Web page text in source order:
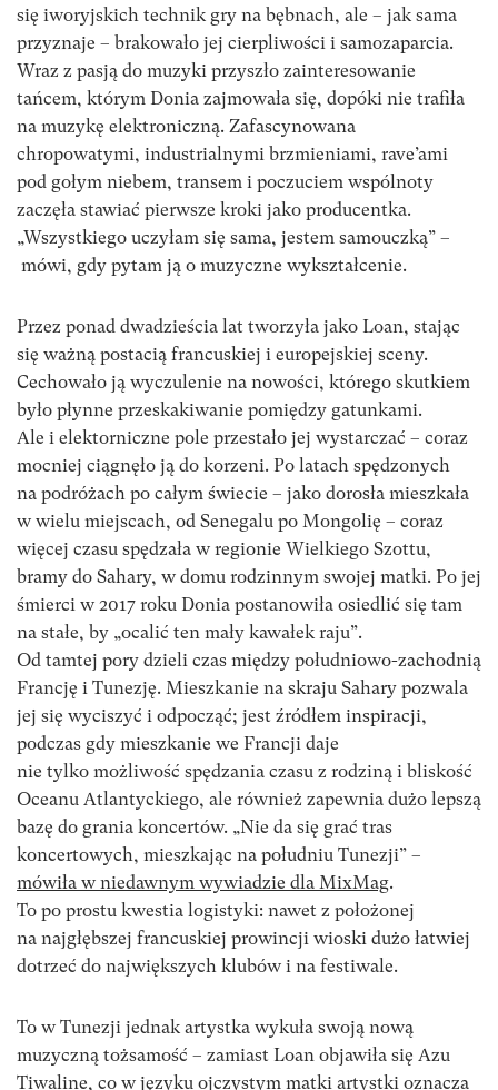
się iworyjskich technik gry na bębnach, ale – jak sama
przyznaje – brakowało jej cierpliwości i samozaparcia.
Wraz z pasją do muzyki przyszło zainteresowanie
tańcem, którym Donia zajmowała się, dopóki nie trafiła
na muzykę elektroniczną. Zafascynowana
chropowatymi, industrialnymi brzmieniami, rave’ami
pod gołym niebem, transem i poczuciem wspólnoty
zaczęła stawiać pierwsze kroki jako producentka.
„Wszystkiego uczyłam się sama, jestem samouczką” –
mówi, gdy pytam ją o muzyczne wykształcenie.
Przez ponad dwadzieścia lat tworzyła jako Loan, stając
się ważną postacią francuskiej i europejskiej sceny.
Cechowało ją wyczulenie na nowości, którego skutkiem
było płynne przeskakiwanie pomiędzy gatunkami.
Ale i elektorniczne pole przestało jej wystarczać – coraz
mocniej ciągnęło ją do korzeni. Po latach spędzonych
na podróżach po całym świecie – jako dorosła mieszkała
w wielu miejscach, od Senegalu po Mongolię – coraz
więcej czasu spędzała w regionie Wielkiego Szottu,
bramy do Sahary, w domu rodzinnym swojej matki. Po jej
śmierci w 2017 roku Donia postanowiła osiedlić się tam
na stałe, by „ocalić ten mały kawałek raju”.
Od tamtej pory dzieli czas między południowo-zachodnią
Francję i Tunezję. Mieszkanie na skraju Sahary pozwala
jej się wyciszyć i odpocząć; jest źródłem inspiracji,
podczas gdy mieszkanie we Francji daje
nie tylko możliwość spędzania czasu z rodziną i bliskość
Oceanu Atlantyckiego, ale również zapewnia dużo lepszą
bazę do grania koncertów. „Nie da się grać tras
koncertowych, mieszkając na południu Tunezji” –
mówiła w niedawnym wywiadzie dla MixMag.
To po prostu kwestia logistyki: nawet z położonej
na najgłębszej francuskiej prowincji wioski dużo łatwiej
dotrzeć do największych klubów i na festiwale.
To w Tunezji jednak artystka wykuła swoją nową
muzyczną tożsamość – zamiast Loan objawiła się Azu
Tiwaline, co w języku ojczystym matki artystki oznacza